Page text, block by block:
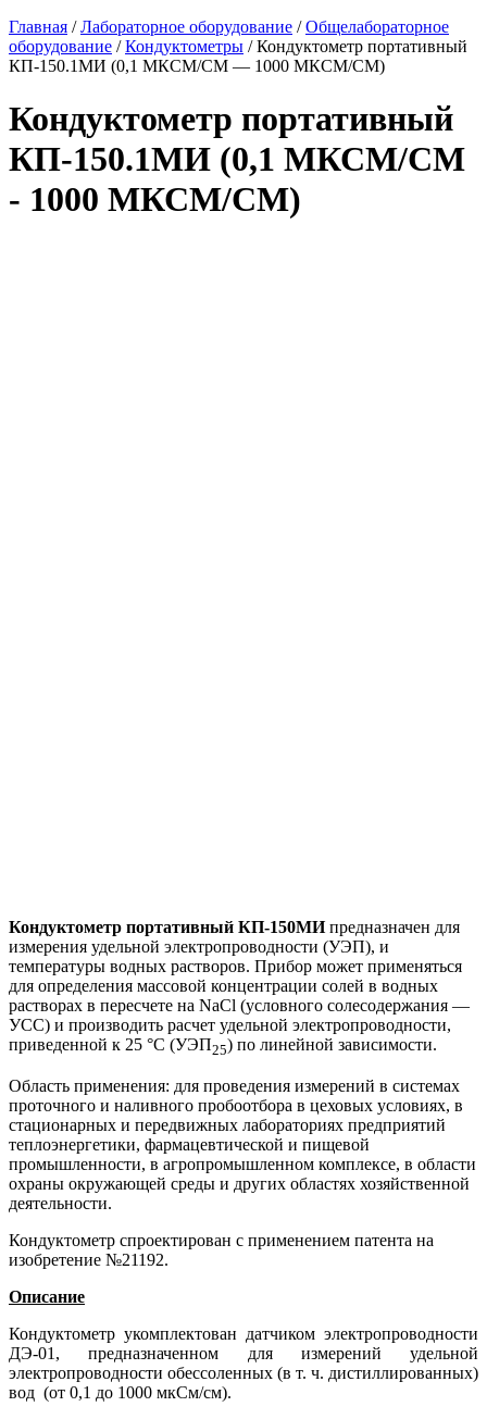
Главная /Лабораторное оборудование /Общелабораторное
оборудование /Кондуктометры / Кондуктометр портативный
КП‑150.1МИ (0,1 МКСМ/СМ — 1000 МКСМ/СМ)
Кондуктометр портативный
КП‑150.1МИ (0,1 МКСМ/СМ
- 1000 МКСМ/СМ)
Кондуктометр портативный КП‑150МИпредназначен для
измерения удельной электропроводности (УЭП), и
температуры водных растворов. Прибор может применяться
для определения массовой концентрации солей в водных
растворах в пересчете на NaCl (условного солесодержания —
УСС) и производить расчет удельной электропроводности,
приведенной к 25 °С (УЭП25) по линейной зависимости.
Область применения: для проведения измерений в системах
проточного и наливного пробоотбора в цеховых условиях, в
стационарных и передвижных лабораториях предприятий
теплоэнергетики, фармацевтической и пищевой
промышленности, в агропромышленном комплексе, в области
охраны окружающей среды и других областях хозяйственной
деятельности.
Кондуктометр спроектирован с применением патента на
изобретение №21192.
Описание
Кондуктометр укомплектован датчиком электропроводности
ДЭ‑01, предназначенном для измерений удельной
электропроводности обессоленных (в т. ч. дистиллированных)
вод (от 0,1 до 1000 мкСм/см).